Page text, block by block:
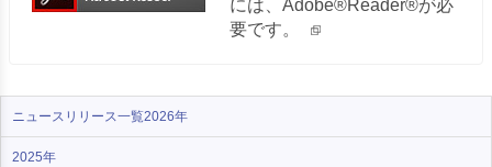
には、Adobe®Reader®が必
要です。
ニュースリリース一覧2026年
2025年